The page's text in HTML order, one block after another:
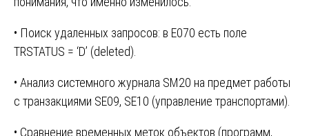
• Поиск удаленных запросов: в E070 есть поле
TRSTATUS = ‘D’ (deleted).
• Анализ системного журнала SM20 на предмет работы
с транзакциями SE09, SE10 (управление транспортами).
• Сравнение временных меток объектов (программ,